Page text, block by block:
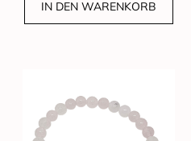
IN DEN WARENKORB